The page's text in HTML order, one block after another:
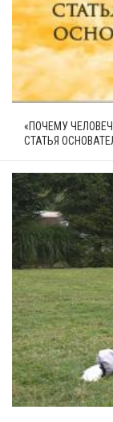
«ПОЧЕМУ
СТАТЬЯ